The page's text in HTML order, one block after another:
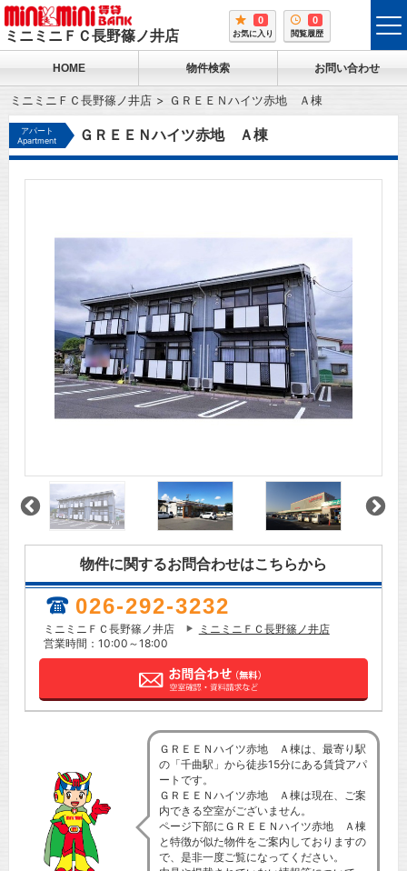
ミニミニＦＣ長野篠ノ井店
0
お気に入り
0
閲覧履歴
HOME 物件検索 お問い合わせ
ミニミニＦＣ長野篠ノ井店 ＧＲＥＥＮハイツ赤地 Ａ棟
アパート
Apartment
ＧＲＥＥＮハイツ赤地 Ａ棟
物件に関するお問合わせはこちらから
026-292-3232
ミニミニＦＣ長野篠ノ井店
ミニミニＦＣ長野篠ノ井店
営業時間：10:00～18:00
ＧＲＥＥＮハイツ赤地 Ａ棟は、最寄り駅
の「千曲駅」から徒歩15分にある賃貸アパ
ートです。
ＧＲＥＥＮハイツ赤地 Ａ棟は現在、ご案
内できる空室がございません。
ページ下部にＧＲＥＥＮハイツ赤地 Ａ棟
と特徴が似た物件をご案内しておりますの
で、是非一度ご覧になってください。